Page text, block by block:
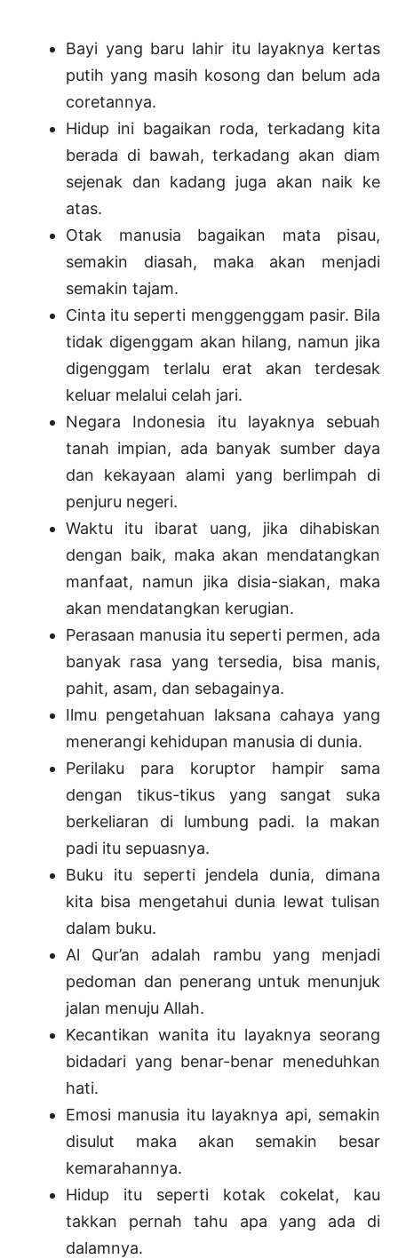
Bayi yang baru lahir itu layaknya kertas
putih yang masih kosong dan belum ada
coretannya.
Hidup ini bagaikan roda, terkadang kita
berada di bawah, terkadang akan diam
sejenak dan kadang juga akan naik ke
atas.
Otak manusia bagaikan mata pisau,
semakin diasah, maka akan menjadi
semakin tajam.
Cinta itu seperti menggenggam pasir. Bila
tidak digenggam akan hilang, namun jika
digenggam terlalu erat akan terdesak
keluar melalui celah jari.
Negara Indonesia itu layaknya sebuah
tanah impian, ada banyak sumber daya
dan kekayaan alami yang berlimpah di
penjuru negeri.
Waktu itu ibarat uang, jika dihabiskan
dengan baik, maka akan mendatangkan
manfaat, namun jika disia-siakan, maka
akan mendatangkan kerugian.
Perasaan manusia itu seperti permen, ada
banyak rasa yang tersedia, bisa manis,
pahit, asam, dan sebagainya.
Ilmu pengetahuan laksana cahaya yang
menerangi kehidupan manusia di dunia.
Perilaku para koruptor hampir sama
dengan tikus-tikus yang sangat suka
berkeliaran di lumbung padi. Ia makan
padi itu sepuasnya.
Buku itu seperti jendela dunia, dimana
kita bisa mengetahui dunia lewat tulisan
dalam buku.
Al Qur’an adalah rambu yang menjadi
pedoman dan penerang untuk menunjuk
jalan menuju Allah.
Kecantikan wanita itu layaknya seorang
bidadari yang benar-benar meneduhkan
hati.
Emosi manusia itu layaknya api, semakin
disulut maka akan semakin besar
kemarahannya.
Hidup itu seperti kotak cokelat, kau
takkan pernah tahu apa yang ada di
dalamnya.